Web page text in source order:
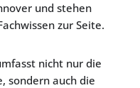
und stehen
zur Seite.
nicht nur die
sondern auch die